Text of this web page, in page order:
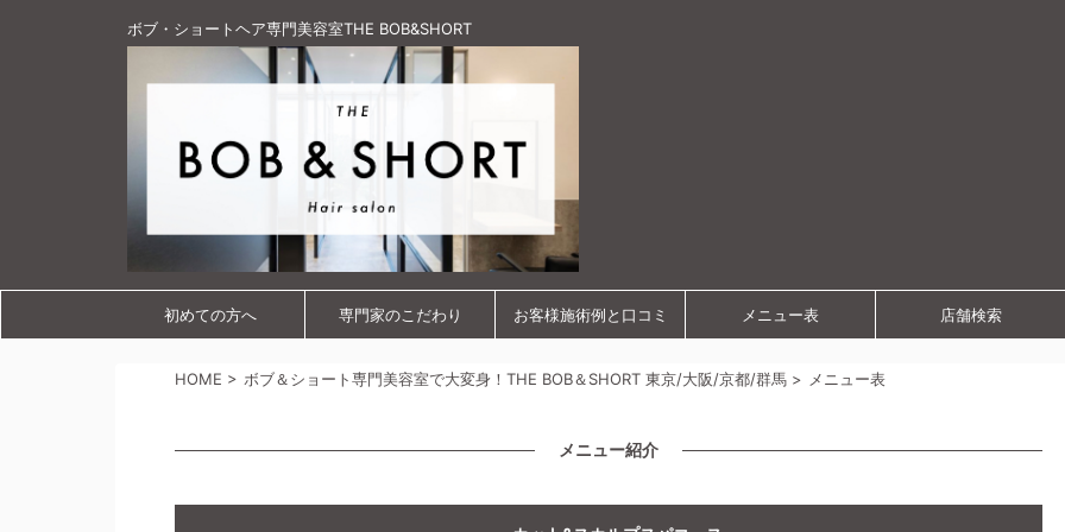
ボブ・ショートヘア専門美容室THE BOB&SHORT
初めての方へ 専門家のこだわり お客様施術例と口コミ メニュー表 店舗検索
HOME > ボブ＆ショート専門美容室で大変身！THE BOB＆SHORT 東京/大阪/京都/群馬 > メニュー表
メニュー紹介